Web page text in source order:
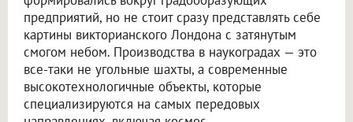
предприятий, но не стоит сразу представлять себе
картины викторианского Лондона с затянутым
смогом небом. Производства в наукоградах — это
все-таки не угольные шахты, а современные
высокотехнологичные объекты, которые
специализируются на самых передовых